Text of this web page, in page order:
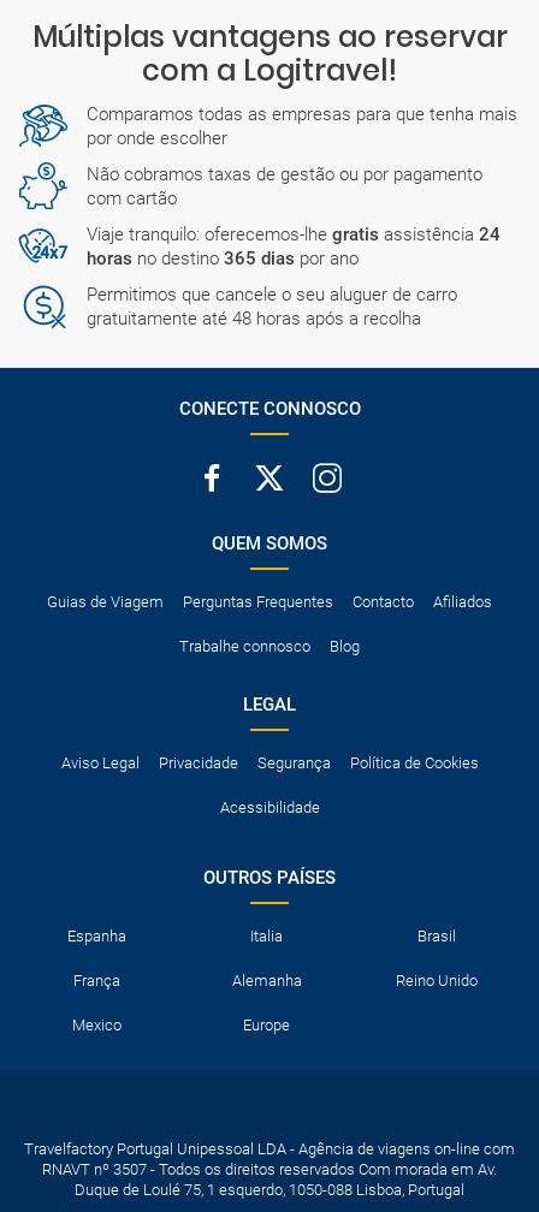
Múltiplas vantagens ao reservar
com a Logitravel!
Comparamos todas as empresas para que tenha mais
por onde escolher
Não cobramos taxas de gestão ou por pagamento
com cartão
Viaje tranquilo: oferecemos-lhe gratis assistência 24
horas no destino 365 dias por ano
Permitimos que cancele o seu aluguer de carro
gratuitamente até 48 horas após a recolha
CONECTE CONNOSCO
QUEM SOMOS
Guias de Viagem Perguntas Frequentes Contacto Afiliados
Trabalhe connosco Blog
LEGAL
Aviso Legal Privacidade Segurança Política de Cookies
Acessibilidade
OUTROS PAÍSES
Espanha Italia Brasil
França Alemanha Reino Unido
Mexico Europe
Travelfactory Portugal Unipessoal LDA - Agência de viagens on-line com
RNAVT nº 3507 - Todos os direitos reservados Com morada em Av.
Duque de Loulé 75, 1 esquerdo, 1050-088 Lisboa, Portugal